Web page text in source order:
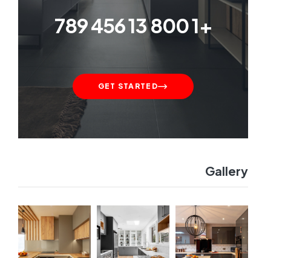
+1 800 13 456 789
GET STARTED
Gallery